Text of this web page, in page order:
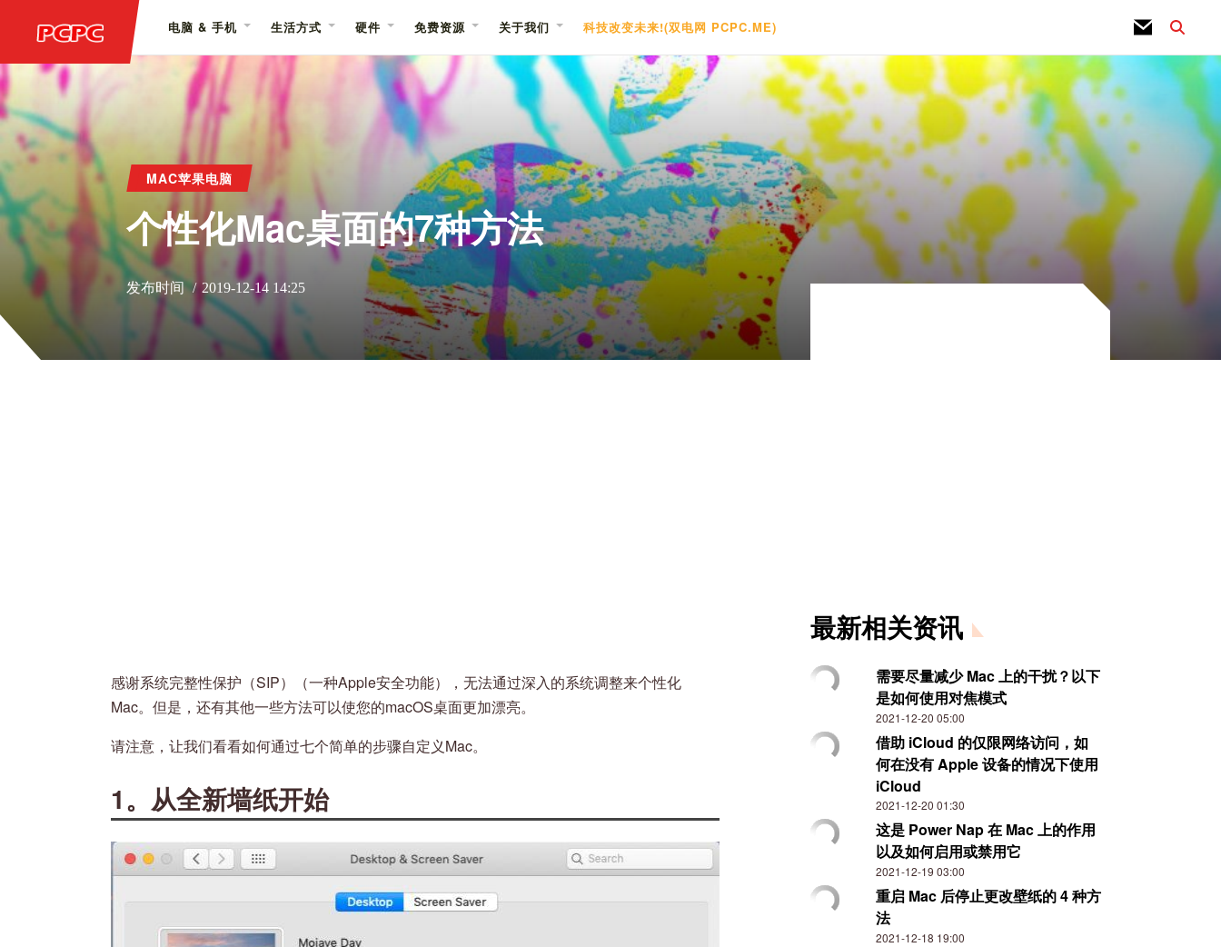
电脑 & 手机 生活方式 硬件 免费资源 关于我们 科技改变未来!(双电网 PCPC.ME)
MAC苹果电脑
个性化Mac桌面的7种方法
发布时间 2019-12-14 14:25
感谢系统完整性保护（SIP）（一种Apple安全功能），无法通过深入的系统调整来个性化
Mac。但是，还有其他一些方法可以使您的macOS桌面更加漂亮。
请注意，让我们看看如何通过七个简单的步骤自定义Mac。
1。从全新墙纸开始
最新相关资讯
需要尽量减少 Mac 上的干扰？以下
是如何使用对焦模式
2021-12-20 05:00
借助 iCloud 的仅限网络访问，如
何在没有 Apple 设备的情况下使用
iCloud
2021-12-20 01:30
这是 Power Nap 在 Mac 上的作用
以及如何启用或禁用它
2021-12-19 03:00
重启 Mac 后停止更改壁纸的 4 种方
法
2021-12-18 19:00